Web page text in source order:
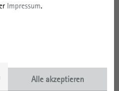
Impressum.
Alle akzeptieren
2023möglich, Details
Das Stipendium soll